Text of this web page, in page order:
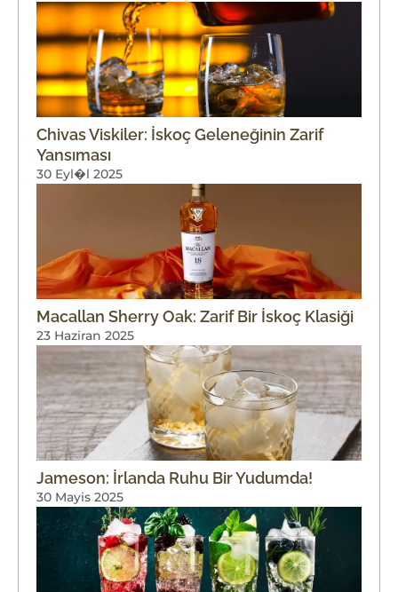
Chivas Viskiler: İskoç Geleneğinin Zarif
Yansıması
30 Eyl�l 2025
Macallan Sherry Oak: Zarif Bir İskoç Klasiği
23 Haziran 2025
Jameson: İrlanda Ruhu Bir Yudumda!
30 Mayis 2025